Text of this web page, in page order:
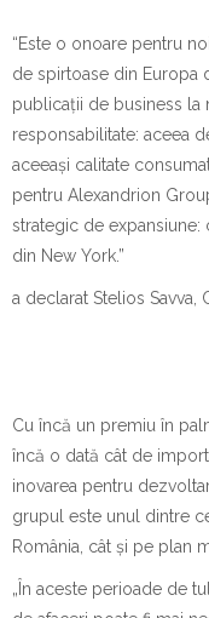
“Este o onoare pentru
de spirtoase din Europa
publicații de business la
responsabilitate: aceea
aceeași calitate
pentru Alexandrion
strategic de
din New York.”
a declarat Stelios Savva,
Cu încă un premiu în
încă o dată cât de
inovarea pentru
grupul este unul dintre
România, cât și pe plan
„ În aceste perioade de